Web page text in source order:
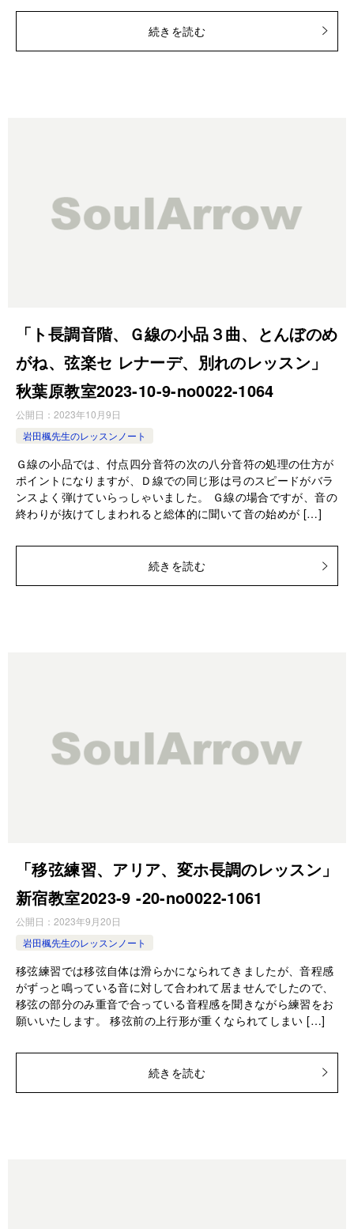
続きを読む
「ト長調音階、Ｇ線の小品３曲、とんぼのめ
がね、弦楽セ レナーデ、別れのレッスン」
秋葉原教室2023-10-9-no0022-1064
公開日： 2023年10月9日
岩田楓先生のレッスンノート
Ｇ線の小品では、付点四分音符の次の八分音符の処理の仕方が
ポイントになりますが、Ｄ線での同じ形は弓のスピードがバラ
ンスよく弾けていらっしゃいました。 Ｇ線の場合ですが、音の
終わりが抜けてしまわれると総体的に聞いて音の始めが […]
続きを読む
「移弦練習、アリア、変ホ長調のレッスン」
新宿教室2023-9 -20-no0022-1061
公開日： 2023年9月20日
岩田楓先生のレッスンノート
移弦練習では移弦自体は滑らかになられてきましたが、音程感
がずっと鳴っている音に対して合われて居ませんでしたので、
移弦の部分のみ重音で合っている音程感を聞きながら練習をお
願いいたします。 移弦前の上行形が重くなられてしまい […]
続きを読む